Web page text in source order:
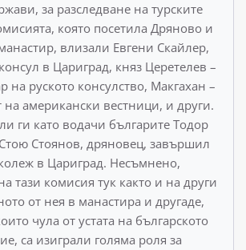
за разследване на турските
която посетила Дряново и
влизали Ев­гени Скайлер,
в Цариград, княз Церетелев –
на руското консулство, Макгахан –
на американски вестници, и други.
ги като водачи българите Тодор
Стоя­нов, дряновец, завършил
в Цариград. Несъмне­но,
тази комисия тук както и на други
от нея в манастира и другаде,
чула от устата на българското
са изиграли голяма роля за